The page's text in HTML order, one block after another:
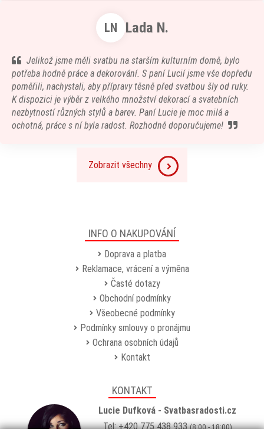
LN Lada N.
Jelikož jsme měli svatbu na starším kulturním domě, bylo
potřeba hodně práce a dekorování. S paní Lucií jsme vše dopředu
poměřili, nachystali, aby přípravy těsně před svatbou šly od ruky.
K dispozici je výběr z velkého množství dekorací a svatebních
nezbytností různých stylů a barev. Paní Lucie je moc milá a
ochotná, práce s ní byla radost. Rozhodně doporučujeme!
Zobrazit všechny
INFO O NAKUPOVÁNÍ
Doprava a platba
Reklamace, vrácení a výměna
Časté dotazy
Obchodní podmínky
Všeobecné podmínky
Podmínky smlouvy o pronájmu
Ochrana osobních údajů
Kontakt
KONTAKT
Lucie Dufková - Svatbasradosti.cz
Tel: +420 775 438 933(8:00 - 18:00)